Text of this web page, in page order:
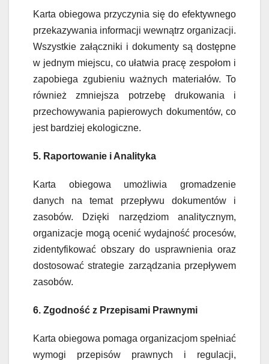
Karta obiegowa przyczynia się do efektywnego
przekazywania informacji wewnątrz organizacji.
Wszystkie załączniki i dokumenty są dostępne
w jednym miejscu, co ułatwia pracę zespołom i
zapobiega zgubieniu ważnych materiałów. To
również zmniejsza potrzebę drukowania i
przechowywania papierowych dokumentów, co
jest bardziej ekologiczne.
5. Raportowanie i Analityka
Karta obiegowa umożliwia gromadzenie
danych na temat przepływu dokumentów i
zasobów. Dzięki narzędziom analitycznym,
organizacje mogą ocenić wydajność procesów,
zidentyfikować obszary do usprawnienia oraz
dostosować strategie zarządzania przepływem
zasobów.
6. Zgodność z Przepisami Prawnymi
Karta obiegowa pomaga organizacjom spełniać
wymogi przepisów prawnych i regulacji,